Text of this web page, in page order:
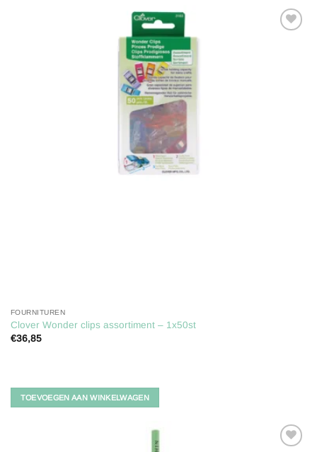
FOURNITUREN
Clover Wonder clips assortiment – 1x50st
€36,85
TOEVOEGEN AAN WINKELWAGEN